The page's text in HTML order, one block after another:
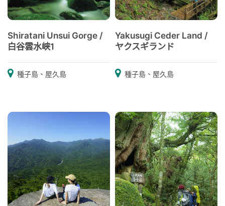
Shiratani Unsui Gorge /
白谷雲水峡1
種子島、屋久島
Yakusugi Ceder Land /
ヤクスギランド
種子島、屋久島